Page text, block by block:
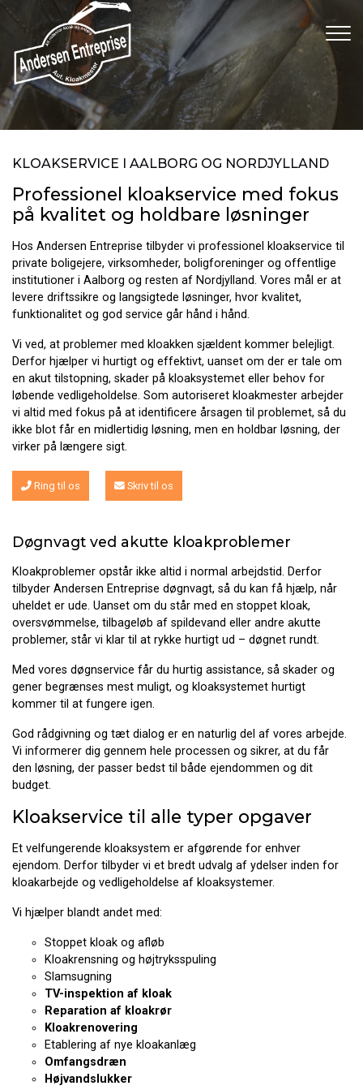
Gå
hovedindhold
KLOAKSERVICE I AALBORG OG NORDJYLLAND
Professionel kloakservice med fokus
på kvalitet og holdbare løsninger
Hos Andersen Entreprise tilbyder vi professionel kloakservice til
private boligejere, virksomheder, boligforeninger og offentlige
institutioner i Aalborg og resten af Nordjylland. Vores mål er at
levere driftssikre og langsigtede løsninger, hvor kvalitet,
funktionalitet og god service går hånd i hånd.
Vi ved, at problemer med kloakken sjældent kommer belejligt.
Derfor hjælper vi hurtigt og effektivt, uanset om der er tale om
en akut tilstopning, skader på kloaksystemet eller behov for
løbende vedligeholdelse. Som autoriseret kloakmester arbejder
vi altid med fokus på at identificere årsagen til problemet, så du
ikke blot får en midlertidig løsning, men en holdbar løsning, der
virker på længere sigt.
Ring til os Skriv til os
Døgnvagt ved akutte kloakproblemer
Kloakproblemer opstår ikke altid i normal arbejdstid. Derfor
tilbyder Andersen Entreprise døgnvagt, så du kan få hjælp, når
uheldet er ude. Uanset om du står med en stoppet kloak,
oversvømmelse, tilbageløb af spildevand eller andre akutte
problemer, står vi klar til at rykke hurtigt ud – døgnet rundt.
Med vores døgnservice får du hurtig assistance, så skader og
gener begrænses mest muligt, og kloaksystemet hurtigt
kommer til at fungere igen.
God rådgivning og tæt dialog er en naturlig del af vores arbejde.
Vi informerer dig gennem hele processen og sikrer, at du får
den løsning, der passer bedst til både ejendommen og dit
budget.
Kloakservice til alle typer opgaver
Et velfungerende kloaksystem er afgørende for enhver
ejendom. Derfor tilbyder vi et bredt udvalg af ydelser inden for
kloakarbejde og vedligeholdelse af kloaksystemer.
Vi hjælper blandt andet med:
Stoppet kloak og afløb
Kloakrensning og højtryksspuling
Slamsugning
TV-inspektion af kloak
Reparation af kloakrør
Kloakrenovering
Etablering af nye kloakanlæg
Omfangsdræn
Højvandslukker